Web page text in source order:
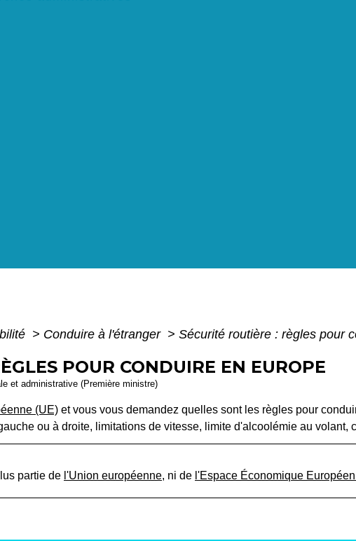
> Conduire à l'étranger > Sécurité routière : règles pour
POUR CONDUIRE EN EUROPE
et administrative (Première ministre)
(UE) et vous vous demandez quelles sont les règles pour
ou à droite, limitations de vitesse, limite d'alcoolémie au volant,
partie de l'Union européenne, ni de l'Espace Économique